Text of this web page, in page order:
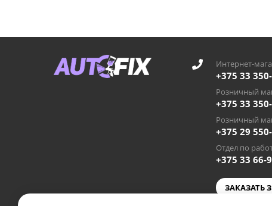
Интернет-
+375 33
Розничный
+375 33
Розничный
+375 29
Отдел по
+375 33 66-
ЗАКАЗАТЬ